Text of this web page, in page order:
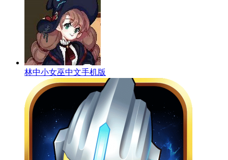
林中小女巫中文手机版